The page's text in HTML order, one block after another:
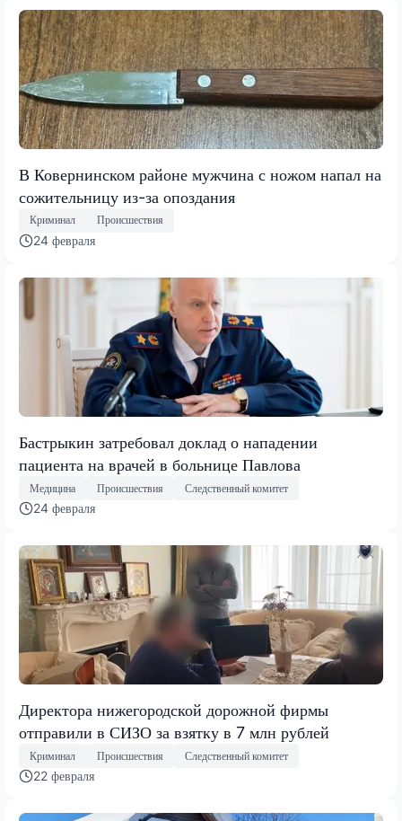
В Ковернинском районе мужчина с ножом напал на
сожительницу из-за опоздания
Криминал Происшествия
24 февраля
Бастрыкин затребовал доклад о нападении
пациента на врачей в больнице Павлова
Медицина Происшествия Следственный комитет
24 февраля
Директора нижегородской дорожной фирмы
отправили в СИЗО за взятку в 7 млн рублей
Криминал Происшествия Следственный комитет
22 февраля